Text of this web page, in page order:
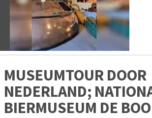
MUSEUMTOUR DOOR
NEDERLAND;
BIERMUSEUM DE